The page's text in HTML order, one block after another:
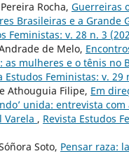
Rocha, Guerreiras
Brasileiras e a Grande
Feministas: v. 28 n. 3
de Melo,
as mulheres e o tênis no
Estudos Feministas: v. 29
Athouguia Filipe, Em
unida: entrevista
Varela , Revista Estudos
Soto, Pensar raza: